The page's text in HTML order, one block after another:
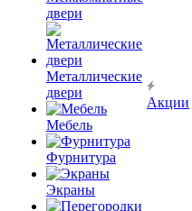
двери
Металлические
двери
Мебель
Фурнитура
Экраны
Акции